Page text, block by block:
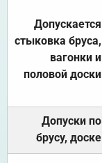
Допускается
стыковка бруса,
вагонки и
половой доски
Допуски по
брусу, доске